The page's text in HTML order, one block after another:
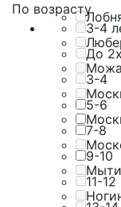
По возрасту
3-4
До
3-4
5-6
7-8
9-10
11-12